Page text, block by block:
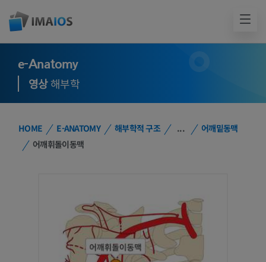
e-Anatomy
영상해부학
HOME E-ANATOMY 해부학적 구조 ...
어깨밑동맥
어깨휘돌이동맥